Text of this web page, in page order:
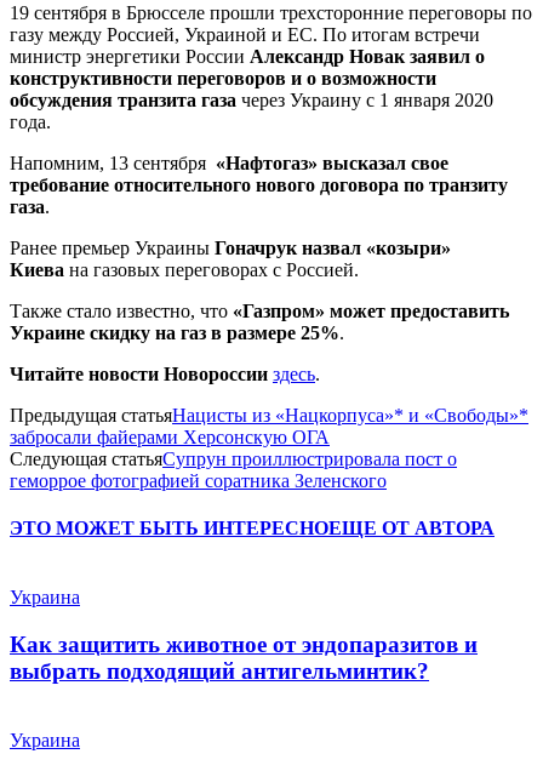
19 сентября в Брюсселе прошли трехсторонние переговоры по
газу между Россией, Украиной и ЕС. По итогам встречи
министр энергетики России Александр Новак заявил о
конструктивности переговоров и о возможности
обсуждения транзита газа через Украину с 1 января 2020
года.
Напомним, 13 сентября «Нафтогаз» высказал свое
требование относительного нового договора по транзиту
газа.
Ранее премьер Украины Гоначрук назвал «козыри»
Киева на газовых переговорах с Россией.
Также стало известно, что «Газпром» может предоставить
Украине скидку на газ в размере 25%.
Читайте новости Новороссии здесь.
Предыдущая статьяНацисты из «Нацкорпуса»* и «Свободы»*
забросали файерами Херсонскую ОГА
Следующая статьяСупрун проиллюстрировала пост о
геморрое фотографией соратника Зеленского
ЭТО МОЖЕТ БЫТЬ ИНТЕРЕСНОЕЩЕ ОТ АВТОРА
Украина
Как защитить животное от эндопаразитов и
выбрать подходящий антигельминтик?
Украина